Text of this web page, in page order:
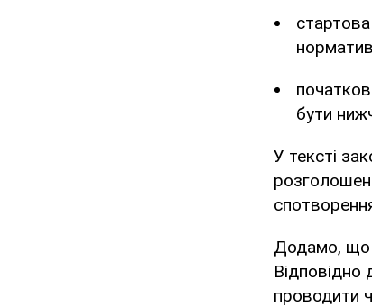
бути
У тексті
Додамо, що
проводити